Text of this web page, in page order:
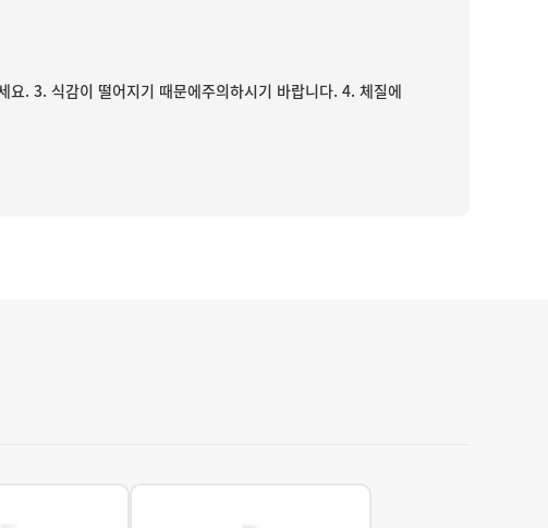
. 3. 식감이 떨어지기 때문에주의하시기 바랍니다. 4. 체질에